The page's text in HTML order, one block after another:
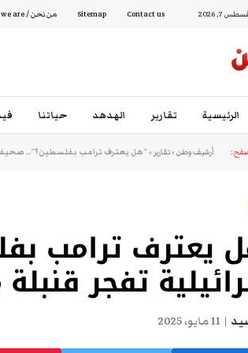
7, 2026
Contact us
Sitemap من نحن / Who we are
الرئيسية تقارير الهدهد حياتنا
أرشيف وطن»تقارير»“هل يعترف ترامب بفلسطين؟”.. صحيفة
يعترف ترامب
تفجر
11 مايو، 2025